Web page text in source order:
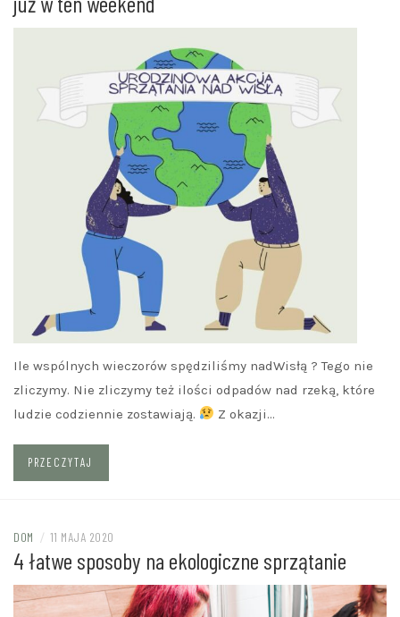
Ile wspólnych wieczorów spędziliśmy nadWisłą ? Tego nie
zliczymy. Nie zliczymy też ilości odpadów nad rzeką, które
ludzie codziennie zostawiają.
Z okazji…
PRZECZYTAJ
DOM / 11 MAJA 2020
4 łatwe sposoby na ekologiczne sprzątanie